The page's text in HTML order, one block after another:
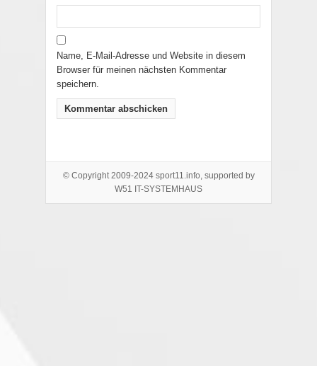
Name, E-Mail-Adresse und Website in diesem
Browser für meinen nächsten Kommentar
speichern.
© Copyright 2009-2024 sport11.info, supported by
W51 IT-SYSTEMHAUS